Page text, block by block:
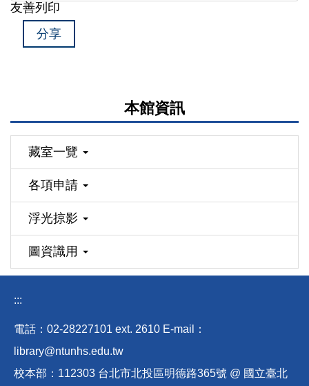
友善列印
分享
本館資訊
藏室一覽
各項申請
浮光掠影
圖資識用
:::
電話：02-28227101 ext. 2610 E-mail
：
library@ntunhs.edu.tw
校本部：112303 台北市北投區明德路365號 @ 國立臺北